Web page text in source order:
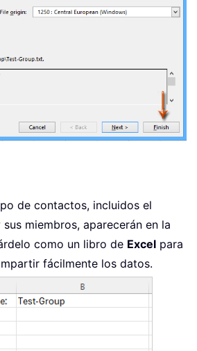
de contactos, incluidos el
miembros, aparecerán en la
como un libro de Excel para
fácilmente los datos.